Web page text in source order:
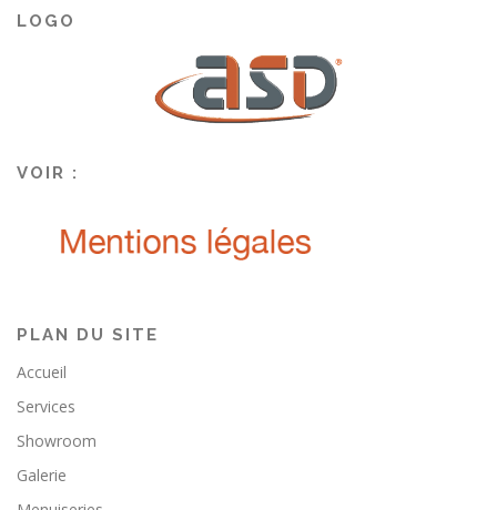
LOGO
VOIR :
PLAN DU SITE
Accueil
Services
Showroom
Galerie